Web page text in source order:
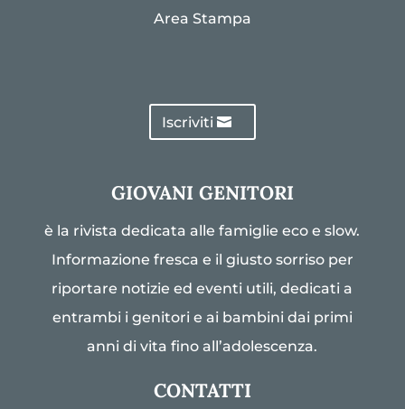
Area Stampa
Iscriviti
GIOVANI GENITORI
è la rivista dedicata alle famiglie eco e slow.
Informazione fresca e il giusto sorriso per
riportare notizie ed eventi utili, dedicati a
entrambi i genitori e ai bambini dai primi
anni di vita fino all’adolescenza.
CONTATTI